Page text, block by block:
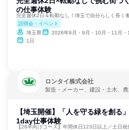
の仕事体験
完全週休2日＆転勤なし！埼玉で自分らしく長く
説明会・イベント
埼玉県
2026年8月・9月・10月・11月・
1日
ロンタイ株式会社
製造・メーカー、建設・土木、
【埼玉開催】「人を守る緑を創る
1day仕事体験
【28卒向けコース】年間休日123日以上／土日祝